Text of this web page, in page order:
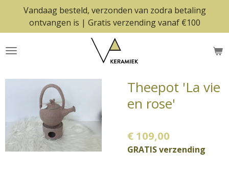
naar
de
Vandaag besteld, verzonden van zodra betaling
ontvangen is | Gratis verzending vanaf €100
Theepot 'La vie
en rose'
€ 109,00
GRATIS verzending